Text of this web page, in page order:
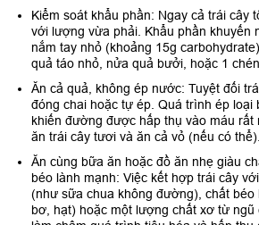
Kiểm soát khẩu phần: Ngay cả trái cây
với lượng vừa phải. Khẩu phần khuyến
nắm tay nhỏ (khoảng 15g
quả táo nhỏ, nửa quả bưởi, hoặc 1
Ăn cả quả, không ép nước: Tuyệt đối
đóng chai hoặc tự ép. Quá trình ép loại
khiến đường được hấp thụ vào máu rất
ăn trái cây tươi và ăn cả vỏ (nếu có thể).
Ăn cùng bữa ăn hoặc đồ ăn nhẹ giàu
béo lành mạnh: Việc kết hợp trái cây
(như sữa chua không đường), chất béo
bơ, hạt) hoặc một lượng chất xơ từ ngũ